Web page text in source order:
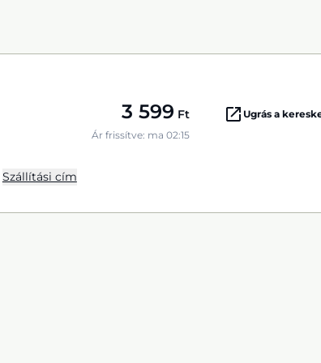
3 599 Ft
Ár frissítve: ma 02:15
Ugrás a
Szállítási cím